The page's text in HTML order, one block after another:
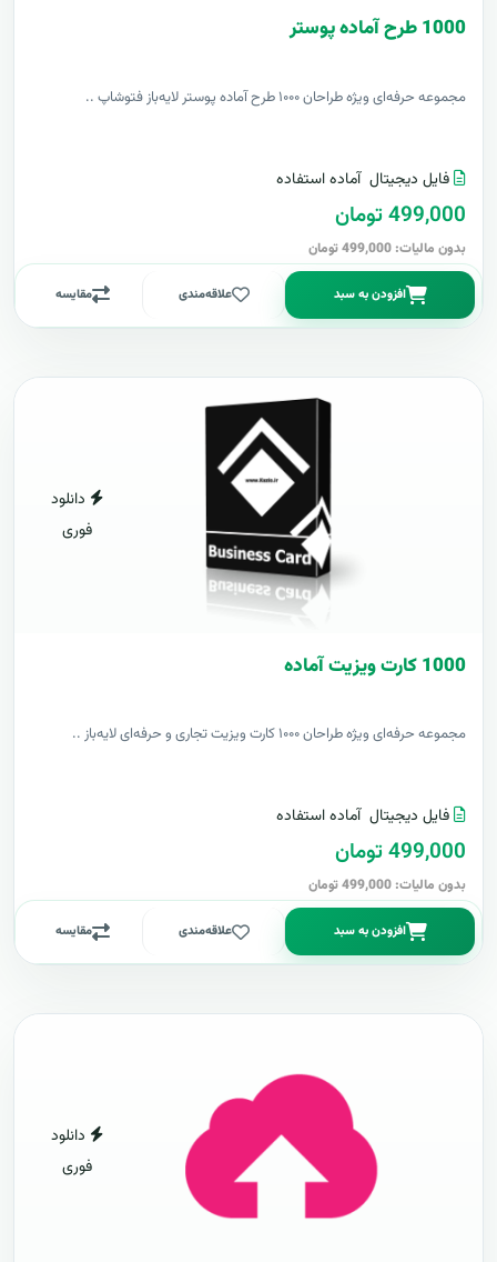
1000 طرح آماده پوستر
مجموعه حرفه‌ای ویژه طراحان ۱۰۰۰ طرح آماده پوستر لایه‌باز فتوشاپ ..
فایل دیجیتال آماده استفاده
499,000 تومان
بدون مالیات: 499,000 تومان
افزودن به سبد علاقه‌مندی مقایسه
دانلود
فوری
1000 کارت ويزيت آماده
مجموعه حرفه‌ای ویژه طراحان ۱۰۰۰ کارت ویزیت تجاری و حرفه‌ای لایه‌باز ..
فایل دیجیتال آماده استفاده
499,000 تومان
بدون مالیات: 499,000 تومان
افزودن به سبد علاقه‌مندی مقایسه
دانلود
فوری